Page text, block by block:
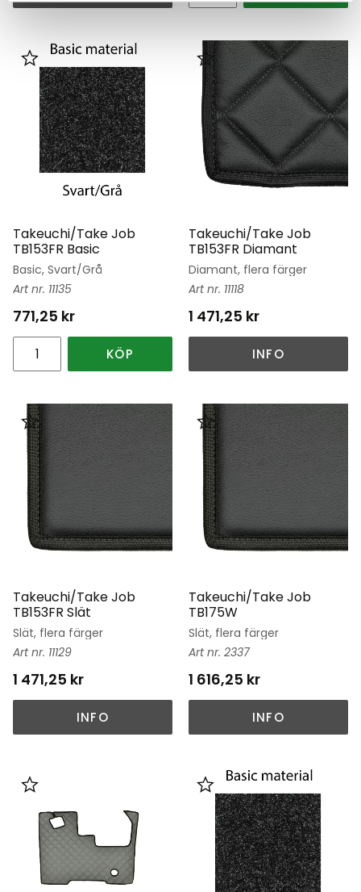
Takeuchi/Take Job
TB153FR Basic
Basic, Svart/Grå
11135
771,25 kr
Lägg till i favoriter
KÖP
Takeuchi/Take Job
TB153FR Diamant
Diamant, flera färger
11118
1 471,25 kr
Lägg till i favoriter
INFO
Takeuchi/Take Job
TB153FR Slät
Slät, flera färger
11129
1 471,25 kr
Lägg till i favoriter
INFO
Takeuchi/Take Job
TB175W
Slät, flera färger
2337
1 616,25 kr
Lägg till i favoriter
INFO
Lägg till i favoriter Lägg till i favoriter